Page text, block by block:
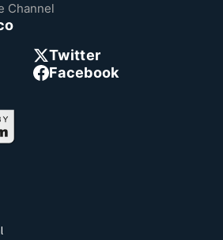
Channel
Twitter
Facebook